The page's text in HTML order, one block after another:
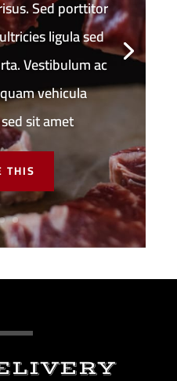
Sed porttitor
ligula sed
Vestibulum ac
vehicula
sit amet
THIS